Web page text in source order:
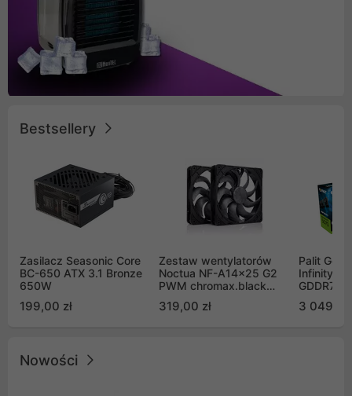
Bestsellery
Zasilacz Seasonic Core
BC-650 ATX 3.1 Bronze
650W
199,00 zł
Zestaw wentylatorów
Noctua NF-A14x25 G2
PWM chromax.black
Push Pull (2szt)
319,00 zł
Palit
Infinity 3
GDDR7
GB2050S)
3 049,00
Nowości